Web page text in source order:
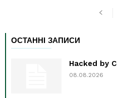
ОСТАННІ ЗАПИСИ
Hacked by
08.08.2026